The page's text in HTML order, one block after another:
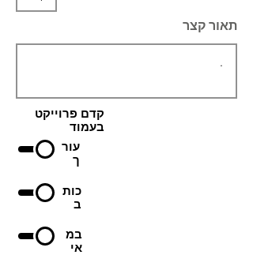
תאור קצר
קדם פרוייקט
בעמוד
עור
ך
כות
ב
במ
אי